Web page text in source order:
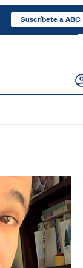
Suscríbete a ABC